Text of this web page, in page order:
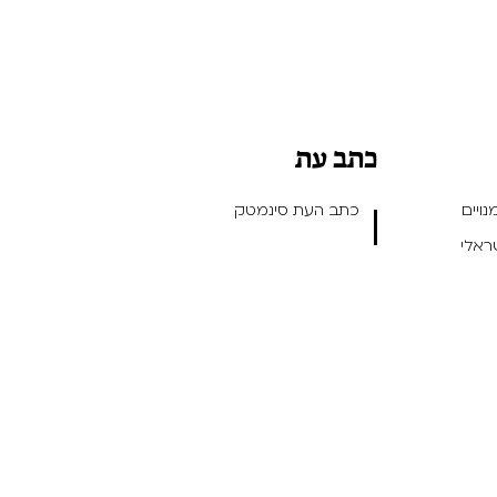
כתב עת
כתב העת סינמטק